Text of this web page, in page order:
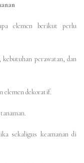
elemen berikut perlu
perawatan, dan
elemen dekoratif.
sekaligus keamanan di